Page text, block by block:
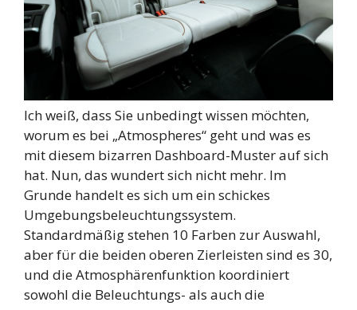
Ich weiß, dass Sie unbedingt wissen möchten,
worum es bei „Atmospheres“ geht und was es
mit diesem bizarren Dashboard-Muster auf sich
hat. Nun, das wundert sich nicht mehr. Im
Grunde handelt es sich um ein schickes
Umgebungsbeleuchtungssystem.
Standardmäßig stehen 10 Farben zur Auswahl,
aber für die beiden oberen Zierleisten sind es 30,
und die Atmosphärenfunktion koordiniert
sowohl die Beleuchtungs- als auch die